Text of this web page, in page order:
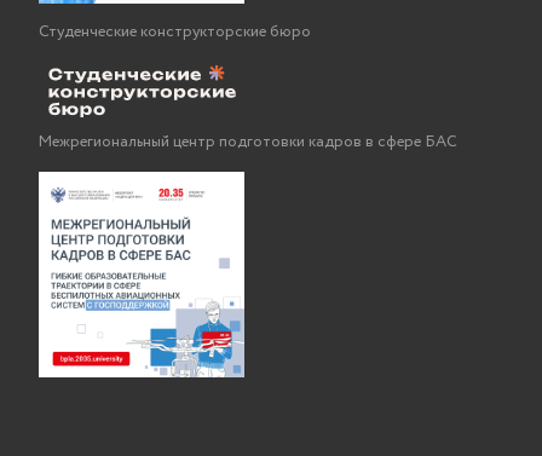
Студенческие конструкторские бюро
Межрегиональный центр подготовки кадров в сфере БАС